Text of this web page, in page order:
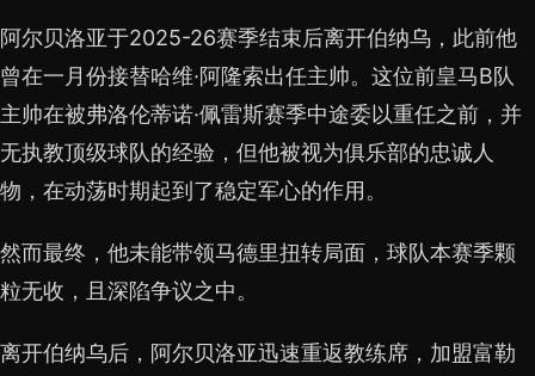
阿尔贝洛亚于2025-26赛季结束后离开伯纳乌，此前他
曾在一月份接替哈维·阿隆索出任主帅。这位前皇马B队
主帅在被弗洛伦蒂诺·佩雷斯赛季中途委以重任之前，并
无执教顶级球队的经验，但他被视为俱乐部的忠诚人
物，在动荡时期起到了稳定军心的作用。
然而最终，他未能带领马德里扭转局面，球队本赛季颗
粒无收，且深陷争议之中。
离开伯纳乌后，阿尔贝洛亚迅速重返教练席，加盟富勒